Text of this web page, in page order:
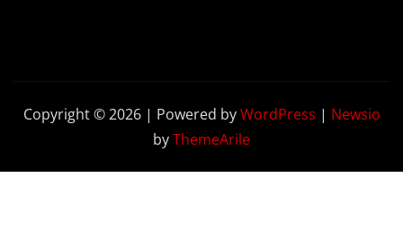
Copyright © 2026 | Powered byWordPress | Newsio
byThemeArile